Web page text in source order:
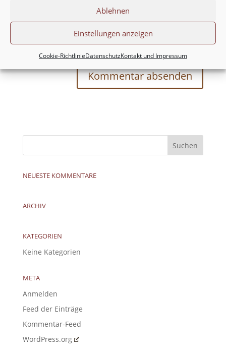
Ablehnen
Einstellungen anzeigen
Cookie-RichtlinieDatenschutzKontakt und Impressum
meine Website in diesem Browser für die nächste
NEUESTE KOMMENTARE
ARCHIV
KATEGORIEN
Keine Kategorien
META
Anmelden
Feed der Einträge
Kommentar-Feed
WordPress.org